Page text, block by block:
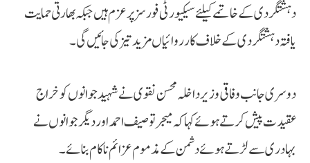
دہشتگردی کے خاتمے کیلئے سیکیورٹی فورسز پرعزم ہیں جبکہ بھارتی حمایت
یافتہ دہشتگردی کے خلاف کارروائیاں مزید تیز کی جائیں گی۔
دوسری جانب وفاقی وزیر داخلہ محسن نقوی نے شہید جوانوں کو خراج
عقیدت پیش کرتے ہوئے کہا کہ میجر توصیف احمد اور دیگر جوانوں نے
بہادری سے لڑتے ہوئے دشمن کے مذموم عزائم ناکام بنائے۔